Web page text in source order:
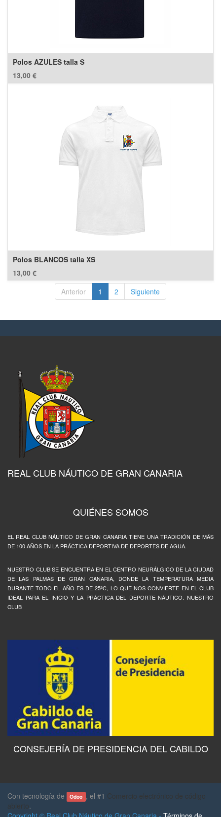
Polos AZULES talla S
13,00 €
Polos BLANCOS talla XS
13,00 €
Anterior
1 2 Siguiente
REAL CLUB NÁUTICO DE GRAN CANARIA
QUIÉNES SOMOS
EL REAL CLUB NÁUTICO DE GRAN CANARIA TIENE UNA TRADICIÓN DE MÁS
DE 100 AÑOS EN LA PRÁCTICA DEPORTIVA DE DEPORTES DE AGUA.
NUESTRO CLUB SE ENCUENTRA EN EL CENTRO NEURÁLGICO DE LA CIUDAD
DE LAS PALMAS DE GRAN CANARIA, DONDE LA TEMPERATURA MEDIA
DURANTE TODO EL AÑO ES DE 25ºC, LO QUE NOS CONVIERTE EN EL CLUB
IDEAL PARA EL INICIO Y LA PRÁCTICA DEL DEPORTE NÁUTICO. NUESTRO
CLUB
CONSEJERÍA DE PRESIDENCIA DEL CABILDO
Con tecnología de Odoo , el #1 Comercio electrónico de código
abierto.